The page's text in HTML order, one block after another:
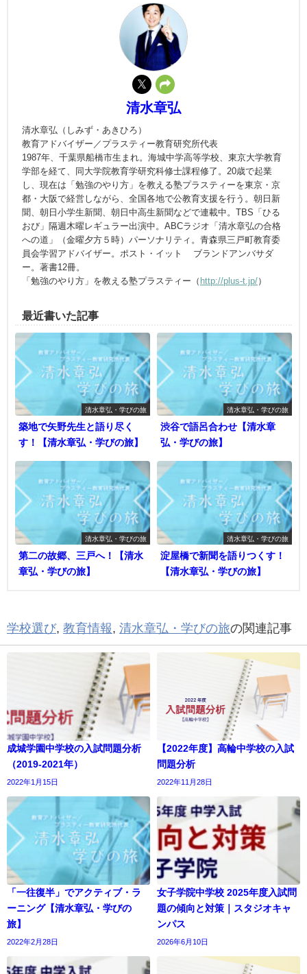
清水章弘
清水章弘（しみず・あきひろ）
教育アドバイザー／プラスティー教育研究所代表
1987年、千葉県船橋市生まれ。海城中学高等学校、東京大学教育
学部を経て、同大学院教育学研究科修士課程修了。20歳で起業
し、現在は「勉強のやり方」を教える塾プラスティーを東京・京
都・大阪で経営しながら、全国各地で公教育支援を行う。朝日新
聞、朝日小学生新聞、朝日中高生新聞などで連載中。TBS「ひる
おび」隔週木曜レギュラー出演中。ABCラジオ「清水章弘の合格
への道」（金曜夕方５時）パーソナリティ。青森県三戸町教育委
員会学習アドバイザー。ポスト・イット® ブランドアンバサダ
ー。著書12冊。
「勉強のやり方」を教える塾プラスティー（ http://plus-t.jp/）
最近書いた記事
清水章弘・学びの旅
築地で矢野先生と語り尽く
す！【清水章弘・学びの旅】
清水章弘・学びの旅
渋谷で語呂合わせ【清水章
弘・学びの旅】
清水章弘・学びの旅
第二の故郷、三戸へ！【清水
章弘・学びの旅】
清水章弘・学びの旅
淀屋橋で新聞を語りつくす！
【清水章弘・学びの旅】
学校選び, 教育情報, 清水章弘・学びの旅の関連記事
成城学園中学校の入試問題分析
（2019-2021年）
2022年1月15日
【2022年度】高輪中学校の入試
問題分析
2022年11月28日
「一往復半」でアクティブ・ラ
ーニング【清水章弘・学びの
旅】
2022年2月28日
女子学院中学校 2025年度入試問
題の傾向と対策｜スタジオキャ
ンパス
2026年6月10日